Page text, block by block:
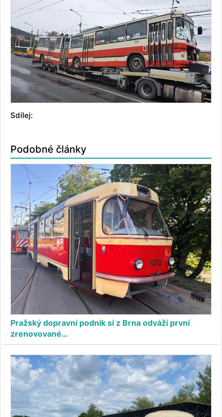
Sdílej:
Podobné články
Pražský dopravní podnik si z Brna odváží první
zrenovované…